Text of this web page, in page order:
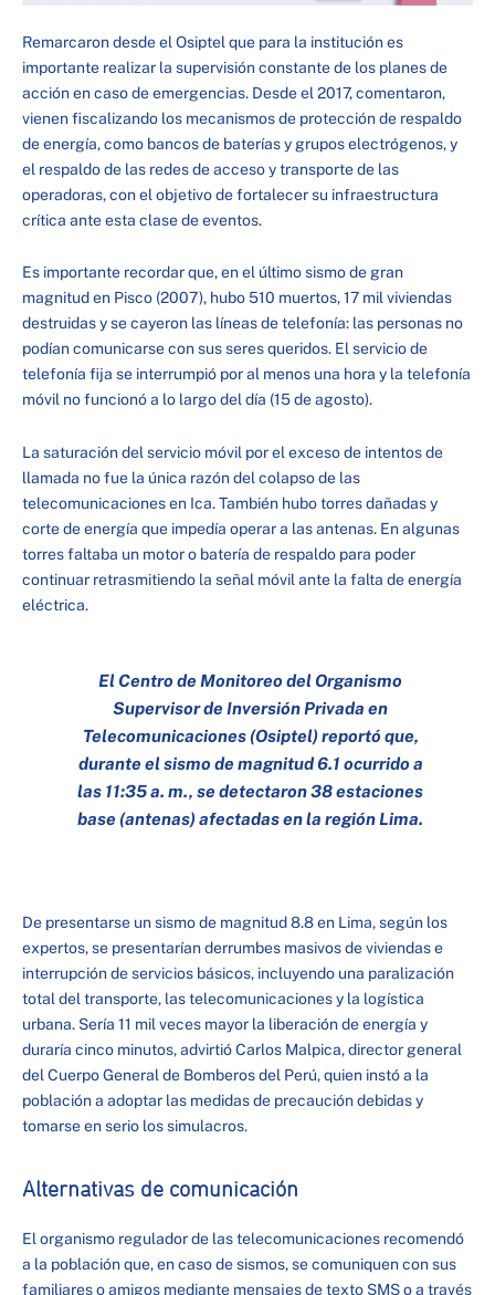
Remarcaron desde el Osiptel que para la institución es
importante realizar la supervisión constante de los planes de
acción en caso de emergencias. Desde el 2017, comentaron,
vienen fiscalizando los mecanismos de protección de respaldo
de energía, como bancos de baterías y grupos electrógenos, y
el respaldo de las redes de acceso y transporte de las
operadoras, con el objetivo de fortalecer su infraestructura
crítica ante esta clase de eventos.
Es importante recordar que, en el último sismo de gran
magnitud en Pisco (2007), hubo 510 muertos, 17 mil viviendas
destruidas y se cayeron las líneas de telefonía: las personas no
podían comunicarse con sus seres queridos. El servicio de
telefonía fija se interrumpió por al menos una hora y la telefonía
móvil no funcionó a lo largo del día (15 de agosto).
La saturación del servicio móvil por el exceso de intentos de
llamada no fue la única razón del colapso de las
telecomunicaciones en Ica. También hubo torres dañadas y
corte de energía que impedía operar a las antenas. En algunas
torres faltaba un motor o batería de respaldo para poder
continuar retrasmitiendo la señal móvil ante la falta de energía
eléctrica.
El Centro de Monitoreo del Organismo
Supervisor de Inversión Privada en
Telecomunicaciones (Osiptel) reportó que,
durante el sismo de magnitud 6.1 ocurrido a
las 11:35 a. m., se detectaron 38 estaciones
base (antenas) afectadas en la región Lima.
De presentarse un sismo de magnitud 8.8 en Lima, según los
expertos, se presentarían derrumbes masivos de viviendas e
interrupción de servicios básicos, incluyendo una paralización
total del transporte, las telecomunicaciones y la logística
urbana. Sería 11 mil veces mayor la liberación de energía y
duraría cinco minutos, advirtió Carlos Malpica, director general
del Cuerpo General de Bomberos del Perú, quien instó a la
población a adoptar las medidas de precaución debidas y
tomarse en serio los simulacros.
Alternativas de comunicación
El organismo regulador de las telecomunicaciones recomendó
a la población que, en caso de sismos, se comuniquen con sus
familiares o amigos mediante mensajes de texto SMS o a través